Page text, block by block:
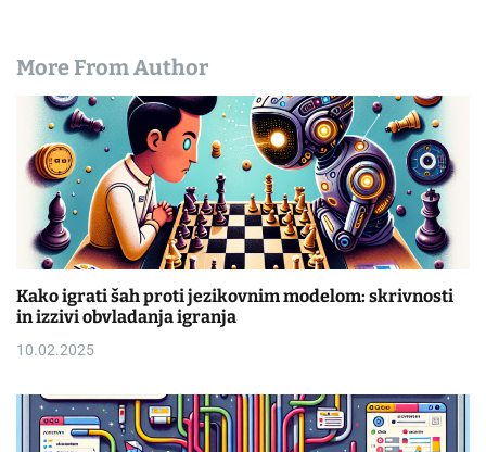
More From Author
Kako igrati šah proti jezikovnim modelom: skrivnosti
in izzivi obvladanja igranja
10.02.2025